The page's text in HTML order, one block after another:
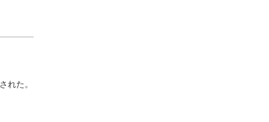
れた。